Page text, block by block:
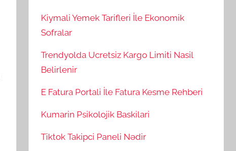
Kiymali Yemek Tarifleri İle Ekonomik
Sofralar
Trendyolda Ucretsiz Kargo Limiti Nasil
Belirlenir
E Fatura Portali İle Fatura Kesme Rehberi
Kumarin Psikolojik Baskilari
Tiktok Takipci Paneli Nədir